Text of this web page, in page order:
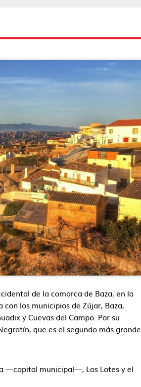
de la comarca de Baza, en la
los municipios de Zújar, Baza,
y Cuevas del Campo. Por su
que es el segundo más grande
—capital municipal—, Los Lotes y el